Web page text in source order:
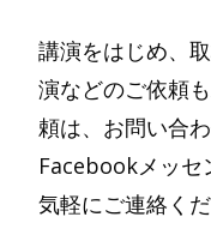
講演をはじめ、
演などのご依頼
頼は、お問い合
Facebookメッセ
気軽にご連絡くだ